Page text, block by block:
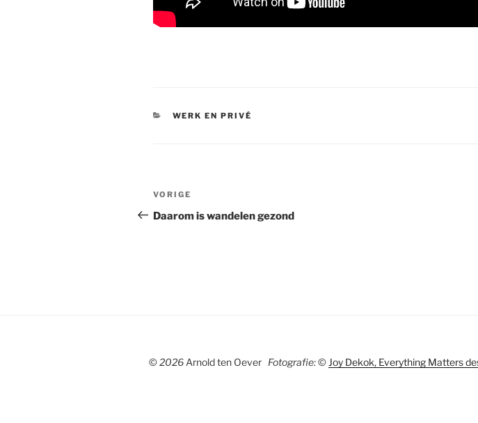
CATEGORIEËN
WERK EN PRIVÉ
Bericht
navigatie
Vorig
bericht
VORIGE
Daarom is wandelen gezond
© 2026 Arnold ten Oever Fotografie:© Joy Dekok, Everything Matters